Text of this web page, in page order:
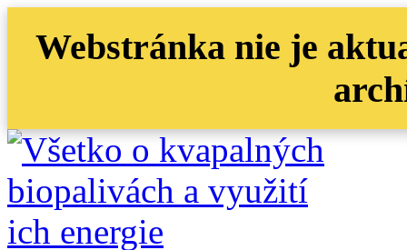
Webstránka nie je